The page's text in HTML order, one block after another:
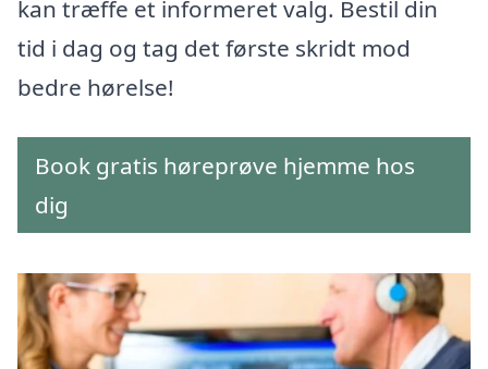
kan træffe et informeret valg. Bestil din
tid i dag og tag det første skridt mod
bedre hørelse!
Book gratis høreprøve hjemme hos
dig